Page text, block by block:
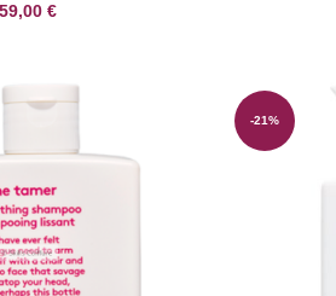
59,00 €
-21%